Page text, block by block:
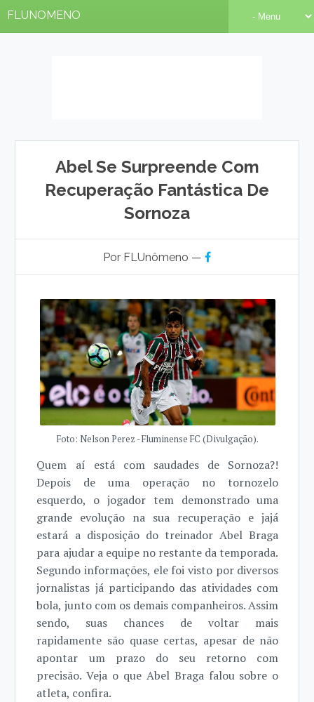
FLUNOMENO
Abel Se Surpreende Com
Recuperação Fantástica De
Sornoza
Por FLUnômeno —
Foto: Nelson Perez - Fluminense FC (Divulgação).
Quem aí está com saudades de Sornoza?!
Depois de uma operação no tornozelo
esquerdo, o jogador tem demonstrado uma
grande evolução na sua recuperação e jajá
estará a disposição do treinador Abel Braga
para ajudar a equipe no restante da temporada.
Segundo informações, ele foi visto por diversos
jornalistas já participando das atividades com
bola, junto com os demais companheiros. Assim
sendo, suas chances de voltar mais
rapidamente são quase certas, apesar de não
apontar um prazo do seu retorno com
precisão. Veja o que Abel Braga falou sobre o
atleta, confira.